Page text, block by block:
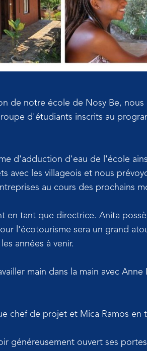
de notre école de Nosy Be, nous
d'étudiants inscrits au
d'adduction d'eau de l'école
avec les villageois et nous
au cours des prochains
en tant que directrice. Anita
l'écotourisme sera un grand
années à venir.
main dans la main avec
chef de projet et Mica Ramos en
généreusement ouvert ses